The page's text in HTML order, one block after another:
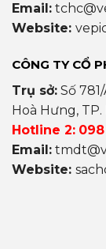
Email:
Website:
CÔNG TY CỔ
Trụ sở: Số
Hoà Hưng,
Hotline 2: 098
Email:
Website: